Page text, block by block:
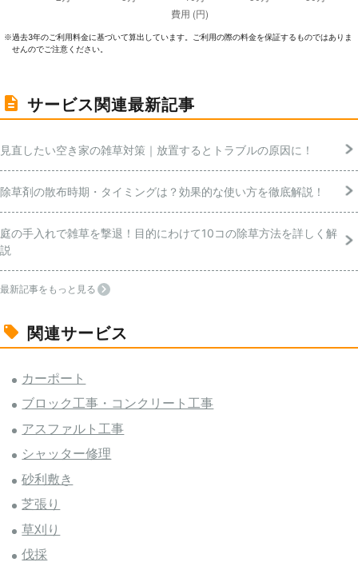
※過去3年のご利⽤料⾦に基づいて算出しています。ご利⽤の際の料⾦を保証するものではありま
せんのでご注意ください。
サービス関連最新記事
見直したい空き家の雑草対策｜放置するとトラブルの原因に！
除草剤の散布時期・タイミングは？効果的な使い方を徹底解説！
庭の手入れで雑草を撃退！目的にわけて10コの除草方法を詳しく解
説
最新記事をもっと見る
関連サービス
カーポート
ブロック工事・コンクリート工事
アスファルト工事
シャッター修理
砂利敷き
芝張り
草刈り
伐採